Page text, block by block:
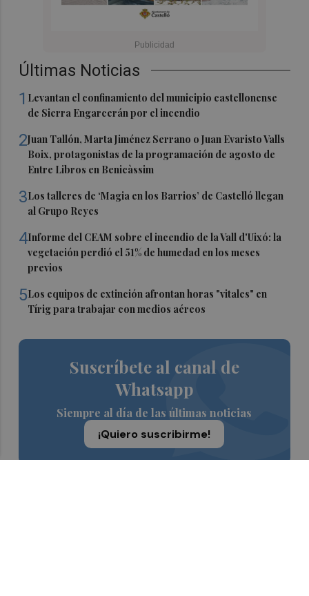
Últimas Noticias
1 Levantan el confinamiento del municipio castellonense
de Sierra Engarcerán por el incendio
2Juan Tallón, Marta Jiménez Serrano o Juan Evaristo Valls
Boix, protagonistas de la programación de agosto de
Entre Libros en Benicàssim
3Los talleres de ‘Magia en los Barrios’ de Castelló llegan
al Grupo Reyes
4Informe del CEAM sobre el incendio de la Vall d'Uixó: la
vegetación perdió el 51% de humedad en los meses
previos
5Los equipos de extinción afrontan horas "vitales" en
Tírig para trabajar con medios aéreos
Suscríbete al canal de
Whatsapp
Siempre al día de las últimas noticias
¡Quiero suscribirme!